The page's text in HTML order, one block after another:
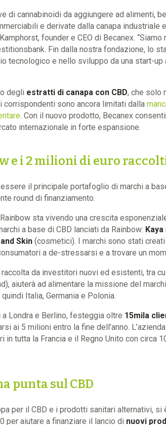
di cannabinoidi da aggiungere ad alimenti,
e derivate dalla canapa industriale
founder e CEO di Becanex.
Fin dalla nostra fondazione, lo
tecnologico e nello sviluppo da una start-up
degli estratti di canapa con CBD, che solo
sono ancora limitati dalla
. Con il nuovo prodotto, Becanex
internazionale in forte espansione.
e i 2 milioni di euro
il principale portafoglio di marchi a
round di finanziamento.
sta vivendo una crescita
a base di CBD lanciati da Rainbow: Kaya
Skin(cosmetici). I marchi sono stati
a de-stressarsi e a trovare un
da investitori nuovi ed esistenti, tra
aiuterà ad alimentare la missione del
Italia, Germania e Polonia.
a Londra e Berlino, festeggia oltre 15mila
ai 5 milioni entro la fine dell’anno. L’azienda
tutta la Francia e il Regno Unito con circa
punta sul CBD
per il CBD e i prodotti sanitari alternativi, si
per aiutare a finanziare il lancio di nuovi